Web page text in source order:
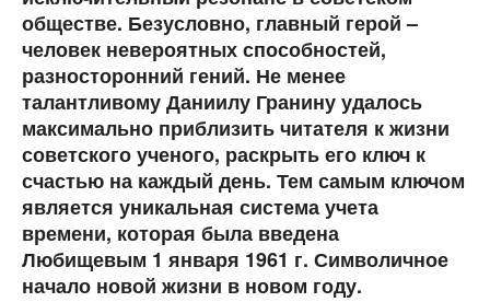
обществе. Безусловно, главный герой –
человек невероятных способностей,
разносторонний гений. Не менее
талантливому Даниилу Гранину удалось
максимально приблизить читателя к жизни
советского ученого, раскрыть его ключ к
счастью на каждый день. Тем самым ключом
является уникальная система учета
времени, которая была введена
Любищевым 1 января 1961 г. Символичное
начало новой жизни в новом году.